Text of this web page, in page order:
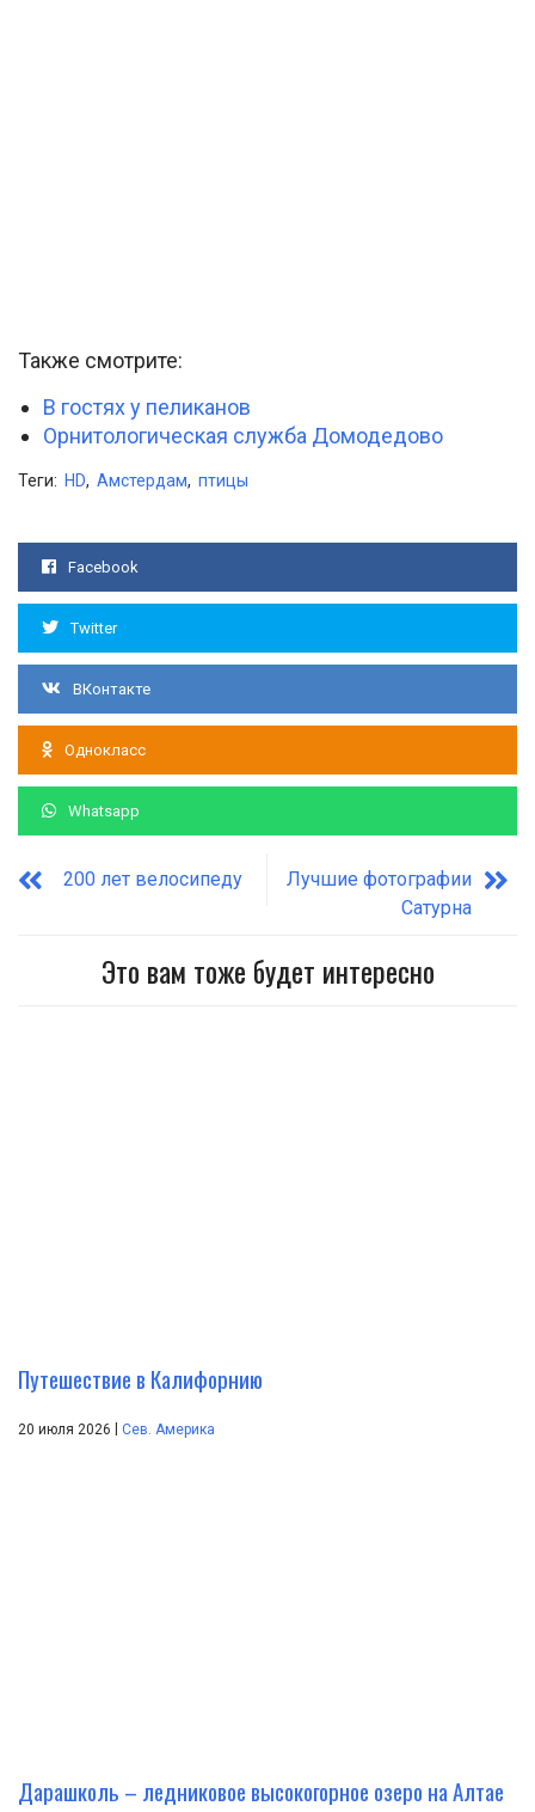
Также смотрите:
В гостях у пеликанов
Орнитологическая служба Домодедово
Теги: HD, Амстердам, птицы
Facebook
Twitter
ВКонтакте
Однокласс
Whatsapp
200 лет велосипеду
Лучшие фотографии
Сатурна
Это вам тоже будет интересно
Путешествие в Калифорнию
20 июля 2026 | Сев. Америка
Дарашколь – ледниковое высокогорное озеро на Алтае